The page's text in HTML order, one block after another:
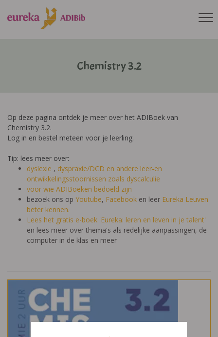
Chemistry 3.2
Op deze pagina ontdek je meer over het ADIBoek van
Chemistry 3.2.
Log in en bestel meteen voor je leerling.
Tip: lees meer over:
dyslexie , dyspraxie/DCD en andere leer-en
ontwikkelingsstoornissen zoals dyscalculie
voor wie ADIBoeken bedoeld zijn
bezoek ons op Youtube, Facebook en leer Eureka Leuven
beter kennen.
Lees het gratis e-boek 'Eureka: leren en leven in je talent'
en lees meer over thema's als redelijke aanpassingen, de
computer in de klas en meer